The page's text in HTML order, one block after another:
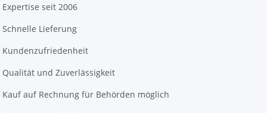
Expertise seit 2006
Schnelle Lieferung
Kundenzufriedenheit
Qualität und Zuverlässigkeit
Kauf auf Rechnung für Behörden möglich